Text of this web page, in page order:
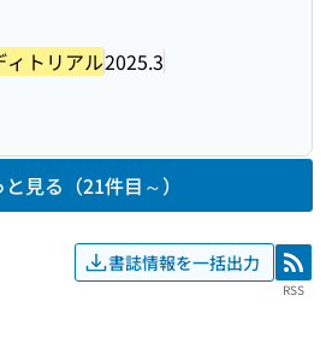
トリアル2025.3
見る（21件目～）
書誌情報を一括出力 RSS
RSS